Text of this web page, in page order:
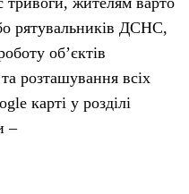
рятувальників ДСНС,
об’єктів
розташування всіх
карті у розділі
–